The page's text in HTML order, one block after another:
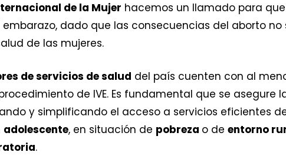
de la Mujer hacemos un llamado para
dado que las consecuencias del aborto no
de las mujeres.
de servicios de salud del país cuenten con al
de IVE. Es fundamental que se asegure
y simplificando el acceso a servicios eficientes
adolescente, en situación de pobreza o de entorno
.